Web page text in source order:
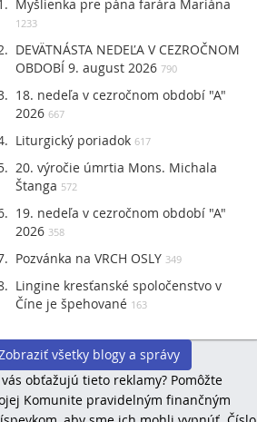
Myšlienka pre pána farára Mariána
1233
DEVÄTNÁSTA NEDEĽA V CEZROČNOM
OBDOBÍ 9. august 2026 790
18. nedeľa v cezročnom období "A"
2026 667
Liturgický poriadok 617
20. výročie úmrtia Mons. Michala
Štanga 572
19. nedeľa v cezročnom období "A"
2026 358
Pozvánka na VRCH OSLY 349
Lingine kresťanské spoločenstvo v
Číne je špehované 163
všetky blogy a správy
obťažujú tieto reklamy? Pomôžte
Komunite pravidelným finančným